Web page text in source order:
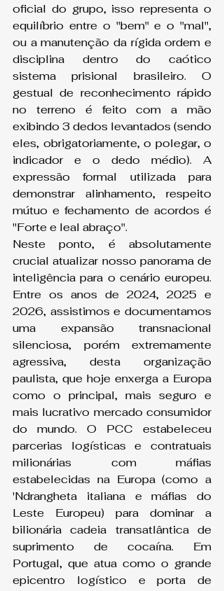
oficial do grupo, isso representa o
equilíbrio entre o "bem" e o "mal",
ou a manutenção da rígida ordem e
disciplina dentro do caótico
sistema prisional brasileiro. O
gestual de reconhecimento rápido
no terreno é feito com a mão
exibindo 3 dedos levantados (sendo
eles, obrigatoriamente, o polegar, o
indicador e o dedo médio). A
expressão formal utilizada para
demonstrar alinhamento, respeito
mútuo e fechamento de acordos é
"Forte e leal abraço".
Neste ponto, é absolutamente
crucial atualizar nosso panorama de
inteligência para o cenário europeu.
Entre os anos de 2024, 2025 e
2026, assistimos e documentamos
uma expansão transnacional
silenciosa, porém extremamente
agressiva, desta organização
paulista, que hoje enxerga a Europa
como o principal, mais seguro e
mais lucrativo mercado consumidor
do mundo. O PCC estabeleceu
parcerias logísticas e contratuais
milionárias com máfias
estabelecidas na Europa (como a
'Ndrangheta italiana e máfias do
Leste Europeu) para dominar a
bilionária cadeia transatlântica de
suprimento de cocaína. Em
Portugal, que atua como o grande
epicentro logístico e porta de